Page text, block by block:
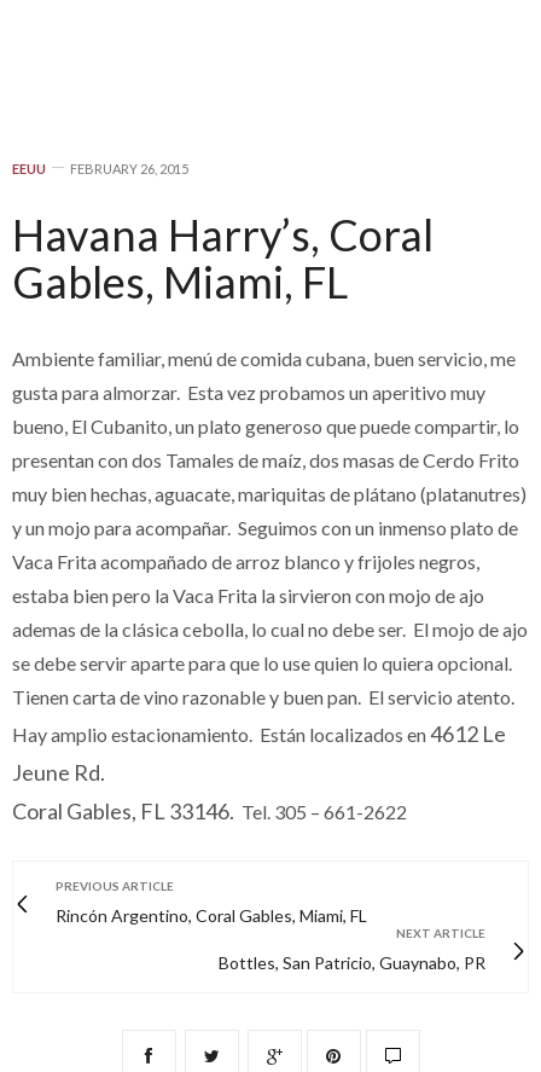
EEUU FEBRUARY 26, 2015
Havana Harry’s, Coral
Gables, Miami, FL
Ambiente familiar, menú de comida cubana, buen servicio, me
gusta para almorzar. Esta vez probamos un aperitivo muy
bueno, El Cubanito, un plato generoso que puede compartir, lo
presentan con dos Tamales de maíz, dos masas de Cerdo Frito
muy bien hechas, aguacate, mariquitas de plátano (platanutres)
y un mojo para acompañar. Seguimos con un inmenso plato de
Vaca Frita acompañado de arroz blanco y frijoles negros,
estaba bien pero la Vaca Frita la sirvieron con mojo de ajo
ademas de la clásica cebolla, lo cual no debe ser. El mojo de ajo
se debe servir aparte para que lo use quien lo quiera opcional.
Tienen carta de vino razonable y buen pan. El servicio atento.
Hay amplio estacionamiento. Están localizados en4612 Le
Jeune Rd.
Coral Gables, FL 33146. Tel. 305 – 661-2622
PREVIOUS ARTICLE
Rincón Argentino, Coral Gables, Miami, FL
NEXT ARTICLE
Bottles, San Patricio, Guaynabo, PR